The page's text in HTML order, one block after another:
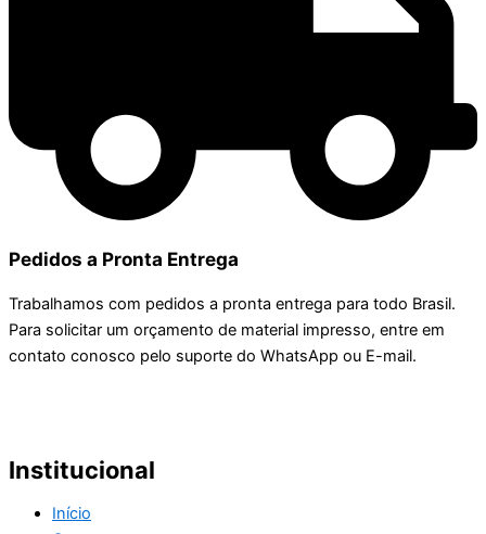
Pedidos a Pronta Entrega
Trabalhamos com pedidos a pronta entrega para todo Brasil.
Para solicitar um orçamento de material impresso, entre em
contato conosco pelo suporte do WhatsApp ou E-mail.
Institucional
Início